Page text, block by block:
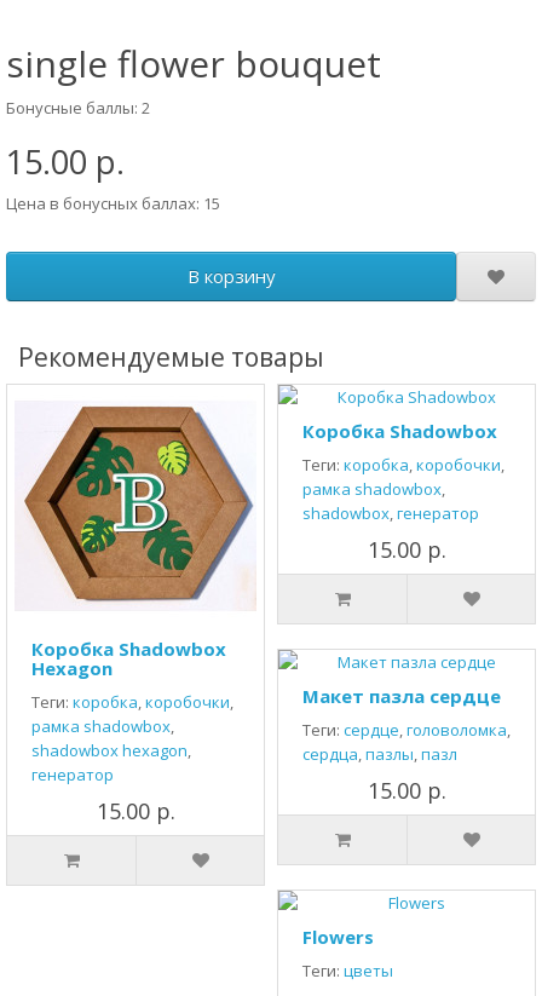
single flower bouquet
Бонусные баллы: 2
15.00 р.
Цена в бонусных баллах: 15
В корзину
Рекомендуемые товары
Коробка Shadowbox
Hexagon
Теги: коробка,коробочки,
рамка shadowbox,
shadowbox hexagon,
генератор
15.00 р.
Коробка Shadowbox
Теги: коробка,коробочки,
рамка shadowbox,
shadowbox,генератор
15.00 р.
Макет пазла сердце
Теги: сердце,головоломка,
сердца,пазлы,пазл
15.00 р.
Flowers
Теги: цветы